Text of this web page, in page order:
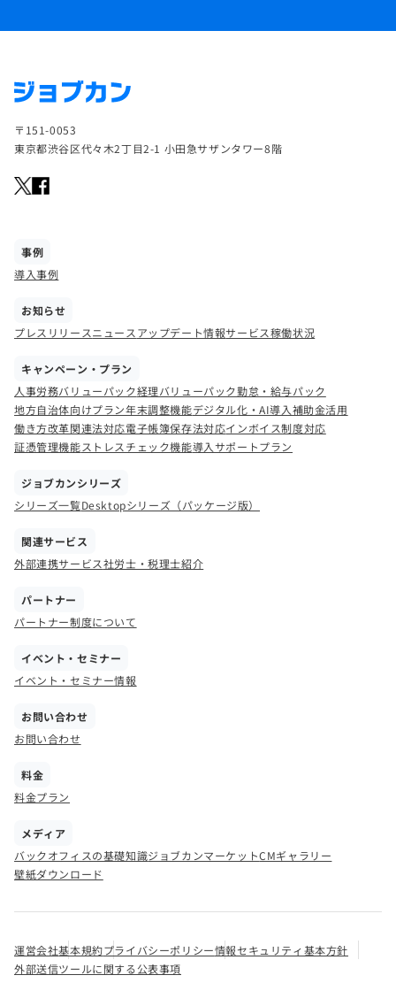
〒151-0053
東京都渋谷区代々木2丁目2-1 小田急サザンタワー8階
事例
導入事例
お知らせ
プレスリリースニュース アップデート情報サービス稼働状況
キャンペーン・プラン
人事労務バリューパック経理バリューパック勤怠・給与パック
地方自治体向けプラン年末調整機能デジタル化・AI導入補助金活用
働き方改革関連法対応電子帳簿保存法対応インボイス制度対応
証憑管理機能ストレスチェック機能導入サポートプラン
ジョブカンシリーズ
シリーズ一覧Desktopシリーズ（パッケージ版）
関連サービス
外部連携サービス社労士・税理士紹介
パートナー
パートナー制度について
イベント・セミナー
イベント・セミナー情報
お問い合わせ
お問い合わせ
料金
料金プラン
メディア
バックオフィスの基礎知識ジョブカンマーケットCMギャラリー
壁紙ダウンロード
運営会社基本規約プライバシーポリシー情報セキュリティ基本方針
外部送信ツールに関する公表事項